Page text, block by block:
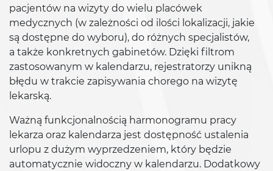
pacjentów na wizyty do wielu placówek
medycznych (w zależności od ilości lokalizacji, jakie
są dostępne do wyboru), do różnych specjalistów,
a także konkretnych gabinetów. Dzięki filtrom
zastosowanym w kalendarzu, rejestratorzy unikną
błędu w trakcie zapisywania chorego na wizytę
lekarską.
Ważną funkcjonalnością harmonogramu pracy
lekarza oraz kalendarza jest dostępność ustalenia
urlopu z dużym wyprzedzeniem, który będzie
automatycznie widoczny w kalendarzu. Dodatkowy